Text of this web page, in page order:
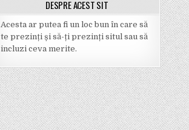
DESPRE ACEST SIT
Acesta ar putea fi un loc bun în care să
te prezinți și să-ți prezinți situl sau să
incluzi ceva merite.